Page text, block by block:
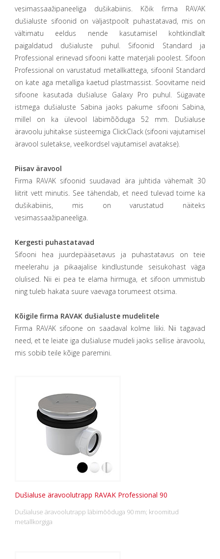
vesimassaažipaneeliga dušikabiinis. Kõik firma RAVAK
dušialuste sifoonid on väljastpoolt puhastatavad, mis on
vältimatu eeldus nende kasutamisel kohtkindlalt
paigaldatud dušialuste puhul. Sifoonid Standard ja
Professional erinevad sifooni katte materjali poolest. Sifoon
Professional on varustatud metallkattega, sifoonil Standard
on kate aga metalliga kaetud plastmassist. Soovitame neid
sifoone kasutada dušialuse Galaxy Pro puhul. Sügavate
istmega dušialuste Sabina jaoks pakume sifooni Sabina,
millel on ka ülevool läbimõõduga 52 mm. Dušialuse
äravoolu juhitakse süsteemiga ClickClack (sifooni vajutamisel
äravool suletakse, veelkordsel vajutamisel avatakse).
Piisav äravool
Firma RAVAK sifoonid suudavad ära juhtida vähemalt 30
liitrit vett minutis. See tähendab, et need tulevad toime ka
dušikabiinis, mis on varustatud näiteks
vesimassaažipaneeliga.
Kergesti puhastatavad
Sifooni hea juurdepääsetavus ja puhastatavus on teie
meelerahu ja pikaajalise kindlustunde seisukohast väga
olulised. Nii ei pea te elama hirmuga, et sifoon ummistub
ning tuleb hakata suure vaevaga torumeest otsima.
Kõigile firma RAVAK dušialuste mudelitele
Firma RAVAK sifoone on saadaval kolme liiki. Nii tagavad
need, et te leiate iga dušialuse mudeli jaoks sellise äravoolu,
mis sobib teile kõige paremini.
Dušialuse äravoolutrapp RAVAK Professional 90
Dušialuse äravoolutrapp läbimõõduga 90 mm; kroomitud
metallkorgiga